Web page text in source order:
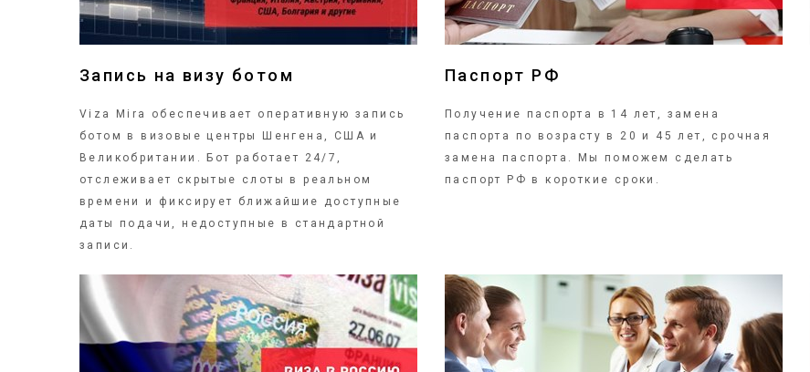
Запись на визу ботом
Viza Mira обеспечивает оперативную запись
ботом в визовые центры Шенгена, США и
Великобритании. Бот работает 24/7,
отслеживает скрытые слоты в реальном
времени и фиксирует ближайшие доступные
даты подачи, недоступные в стандартной
записи.
Паспорт РФ
Получение паспорта в 14 лет, замена
паспорта по возрасту в 20 и 45 лет, срочная
замена паспорта. Мы поможем сделать
паспорт РФ в короткие сроки.